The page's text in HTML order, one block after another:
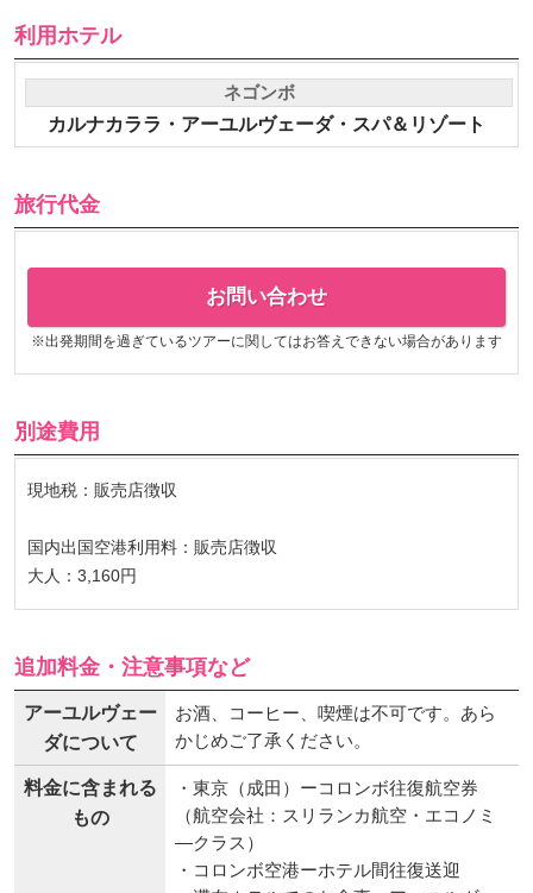
利用ホテル
ネゴンボ
カルナカララ・アーユルヴェーダ・スパ＆リゾート
旅行代金
お問い合わせ
※出発期間を過ぎているツアーに関してはお答えできない場合があります
別途費用
現地税：販売店徴収
国内出国空港利用料：販売店徴収
大人：3,160円
追加料金・注意事項など
アーユルヴェー
ダについて
お酒、コーヒー、喫煙は不可です。あら
かじめご了承ください。
料金に含まれる
もの
・東京（成田）ーコロンボ往復航空券
（航空会社：スリランカ航空・エコノミ
―クラス）
・コロンボ空港ーホテル間往復送迎